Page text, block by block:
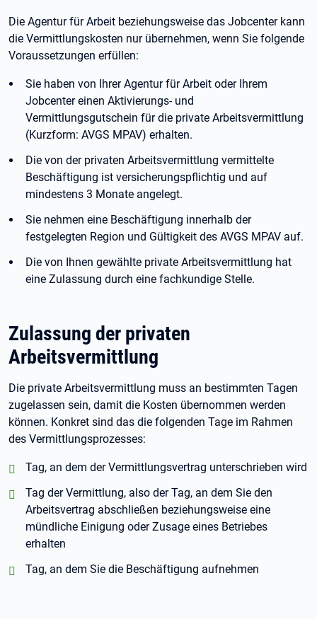
Die Agentur für Arbeit beziehungsweise das Jobcenter kann
die Vermittlungskosten nur übernehmen, wenn Sie folgende
Voraussetzungen erfüllen:
Sie haben von Ihrer Agentur für Arbeit oder Ihrem
Jobcenter einen Aktivierungs- und
Vermittlungsgutschein für die private Arbeitsvermittlung
(Kurzform: AVGS MPAV) erhalten.
Die von der privaten Arbeitsvermittlung vermittelte
Beschäftigung ist versicherungspflichtig und auf
mindestens 3 Monate angelegt.
Sie nehmen eine Beschäftigung innerhalb der
festgelegten Region und Gültigkeit des AVGS MPAV auf.
Die von Ihnen gewählte private Arbeitsvermittlung hat
eine Zulassung durch eine fachkundige Stelle.
Zulassung der privaten
Arbeitsvermittlung
Die private Arbeitsvermittlung muss an bestimmten Tagen
zugelassen sein, damit die Kosten übernommen werden
können. Konkret sind das die folgenden Tage im Rahmen
des Vermittlungsprozesses:
positiv:
Tag, an dem der Vermittlungsvertrag unterschrieben wird
positiv:
Tag der Vermittlung, also der Tag, an dem Sie den
Arbeitsvertrag abschließen beziehungsweise eine
mündliche Einigung oder Zusage eines Betriebes
erhalten
positiv:
Tag, an dem Sie die Beschäftigung aufnehmen